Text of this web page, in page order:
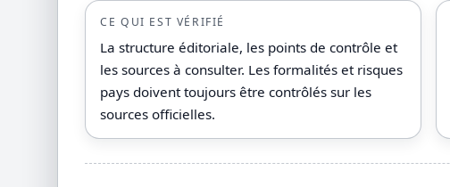
CE QUI EST VÉRIFIÉ
La structure éditoriale, les points de contrôle et
les sources à consulter. Les formalités et risques
pays doivent toujours être contrôlés sur les
sources officielles.